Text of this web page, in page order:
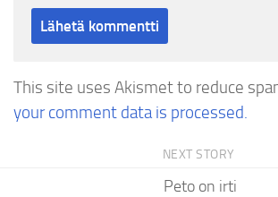
This site uses Akismet to reduce
your comment data is processed.
NEXT STORY
Peto on irti